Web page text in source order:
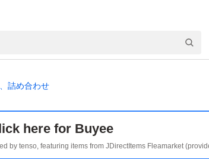
詰め合わせ
here for Buyee
by tenso, featuring items from JDirectItems Fleamarket